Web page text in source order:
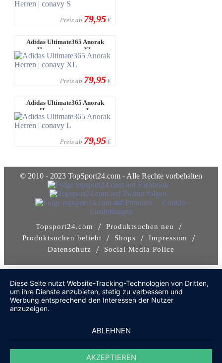
Preis ab 79,95 €
Adidas Ultimate365 Anorak
Herren | conavy XL
Preis ab 79,95 €
Adidas Ultimate365 Anorak
Herren | conavy L
Preis ab 79,95 €
© 2010 - 2023 TopSport24.com - Alle Rechte vorbehalten
Cookie-
Einstellungen
Topsport24.com / Produktsuchen neu /
Produktsuchen beliebt / Shops / Impressum /
Datenschutz / Social Media Police
Diese Seite nutzt Website-Tracking-Technologien von Dritten,
um ihre Dienste anzubieten, stetig zu verbessern und
Werbung entsprechend den Interessen der Nutzer
anzuzeigen.
ABLEHNEN
AKZEPTIEREN